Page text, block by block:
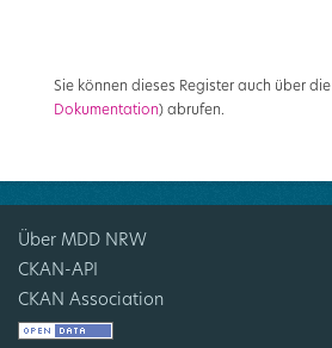
Sie können dieses Register auch über die
Dokumentation) abrufen.
Über MDD NRW
CKAN-API
CKAN Association